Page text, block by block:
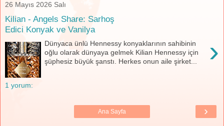
26 Mayıs 2026 Salı
Kilian - Angels Share: Sarhoş
Edici Konyak ve Vanilya
›
Dünyaca ünlü Hennessy konyaklarının sahibinin
oğlu olarak dünyaya gelmek Kilian Hennessy için
şüphesiz büyük şanstı. Herkes onun aile şirket...
1 yorum:
›
Ana Sayfa